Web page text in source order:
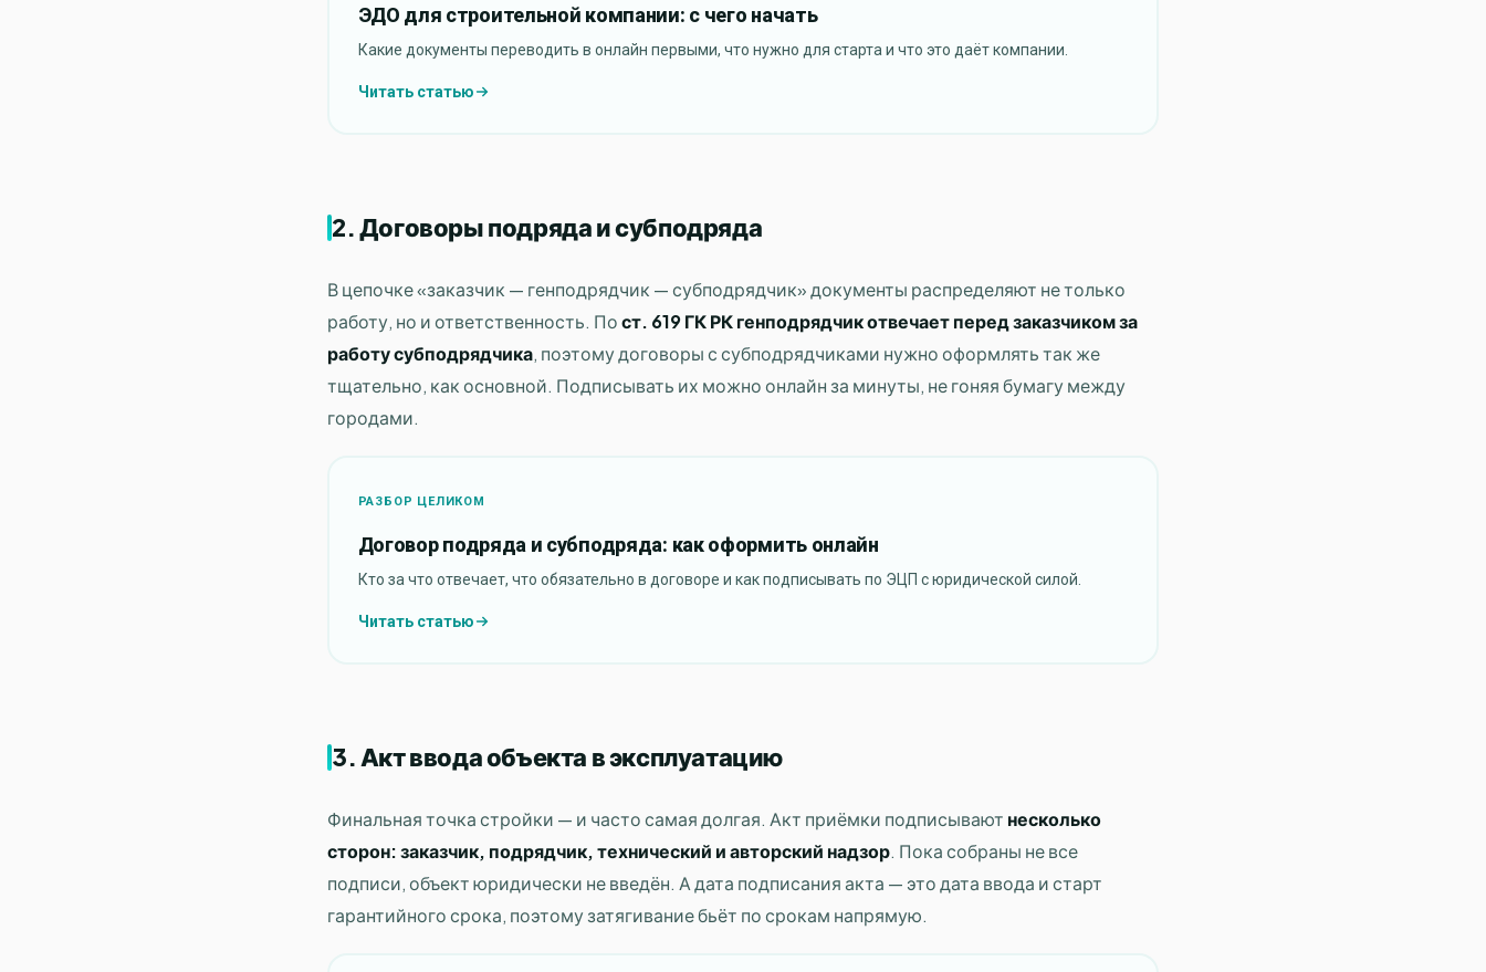
ЭДО для строительной компании: с чего начать
Какие документы переводить в онлайн первыми, что нужно для старта и что это даёт компании.
Читать статью
2. Договоры подряда и субподряда
В цепочке «заказчик — генподрядчик — субподрядчик» документы распределяют не только
работу, но и ответственность. Пост. 619 ГК РК генподрядчик отвечает перед заказчиком за
работу субподрядчика, поэтому договоры с субподрядчиками нужно оформлять так же
тщательно, как основной. Подписывать их можно онлайн за минуты, не гоняя бумагу между
городами.
РАЗБОР ЦЕЛИКОМ
Договор подряда и субподряда: как оформить онлайн
Кто за что отвечает, что обязательно в договоре и как подписывать по ЭЦП с юридической силой.
Читать статью
3. Акт ввода объекта в эксплуатацию
Финальная точка стройки — и часто самая долгая. Акт приёмки подписывают несколько
сторон: заказчик, подрядчик, технический и авторский надзор. Пока собраны не все
подписи, объект юридически не введён. А дата подписания акта — это дата ввода и старт
гарантийного срока, поэтому затягивание бьёт по срокам напрямую.